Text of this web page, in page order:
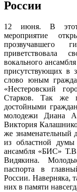
России
12 июня. В этот
мероприятие
прозвучавшего
приветствовала
вокального
присутствующих в
слово юным
«Нестеровский
Старков. Так же
достойными
молодежи Диана
Виктория
же знаменательный
из областной думы
ансамбля «БИС»
Видякина.
паспорта в
России. Наверняка,
них в памяти